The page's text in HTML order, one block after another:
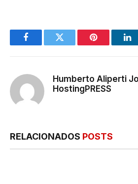
FacebookTwitter Pinterest
Humberto Aliperti
HostingPRESS
RELACIONADOS POSTS